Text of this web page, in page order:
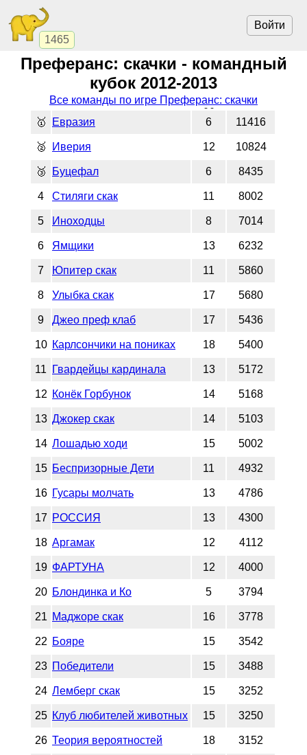
1465
Войти
Преферанс: скачки - командный
кубок 2012-2013
Все команды по игре Преферанс: скачки
🥇
Евразия 6 11416
🥈 Иверия 12 10824
🥉 Буцефал 6 8435
4 Стиляги скак 11 8002
5 Иноходцы 8 7014
6 Ямщики 13 6232
7 Юпитер скак 11 5860
8 Улыбка скак 17 5680
9 Джео преф клаб 17 5436
10 Карлсончики на пониках 18 5400
11 Гвардейцы кардинала 13 5172
12 Конёк Горбунок 14 5168
13 Джокер скак 14 5103
14 Лошадью ходи 15 5002
15 Беспризорные Дети 11 4932
16 Гусары молчать 13 4786
17 РОССИЯ 13 4300
18 Аргамак 12 4112
19 ФАРТУНА 12 4000
20 Блондинка и Ко 5 3794
21 Маджоре скак 16 3778
22 Бояре 15 3542
23 Победители 15 3488
24 Лемберг скак 15 3252
25 Клуб любителей животных 15 3250
26 Теория вероятностей 18 3152